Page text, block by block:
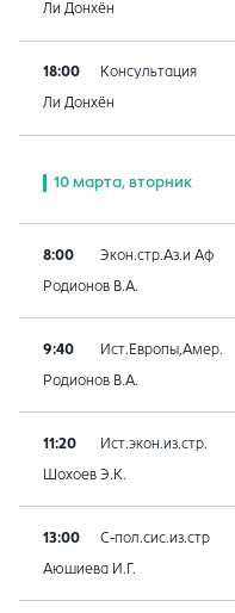
Ли Донхён
18:00 Консультация
Ли Донхён
10 марта, вторник
8:00 Экон.стр.Аз.и Аф
Родионов В.А.
9:40 Ист.Европы,Амер.
Родионов В.А.
11:20 Ист.экон.из.стр.
Шохоев Э.К.
13:00 С-пол.сис.из.стр
Аюшиева И.Г.